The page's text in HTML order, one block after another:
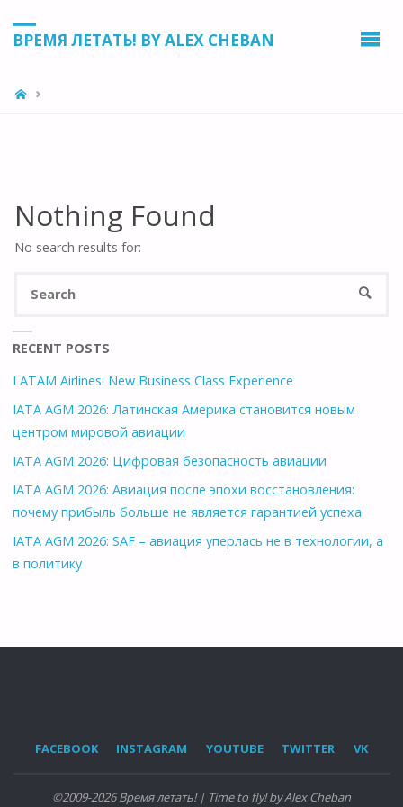
ВРЕМЯ ЛЕТАТЬ! BY ALEX CHEBAN
HOME
Nothing Found
No search results for:
RECENT POSTS
LATAM Airlines: New Business Class Experience
IATA AGM 2026: Латинская Америка становится новым
центром мировой авиации
IATA AGM 2026: Цифровая безопасность авиации
IATA AGM 2026: Авиация после эпохи восстановления:
почему прибыль больше не является гарантией успеха
IATA AGM 2026: SAF – авиация уперлась не в технологии, а
в политику
FACEBOOK INSTAGRAM YOUTUBE TWITTER VK
©2009-2026 Время летать! | Time to fly! by Alex Cheban